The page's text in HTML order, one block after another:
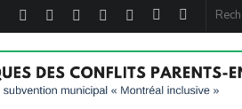
Sidebar
latérale)
Article
Instagram
YouTube
Linkedin
Twitter
Facebook